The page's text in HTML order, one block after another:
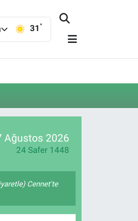
31 °
Ağustos 2026
24 Safer 1448
Cennet'te